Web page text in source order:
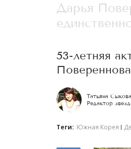
Дарья
53-летняя
Татьяна Сыкова
Редактор
Теги: Южная Корея